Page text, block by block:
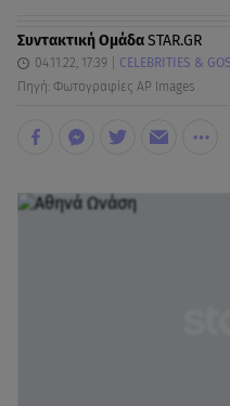
Συντακτική ΟμάδαSTAR.GR
04.11.22, 17:39
CELEBRITIES &
Πηγή: Φωτογραφίες AP Images